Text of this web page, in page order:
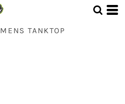
MENS TANKTOP